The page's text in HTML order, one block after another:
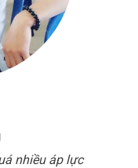
nhiều áp lực